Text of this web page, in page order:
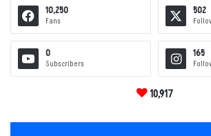
10,250
Fans
502
0
Subscribers
165
10,917